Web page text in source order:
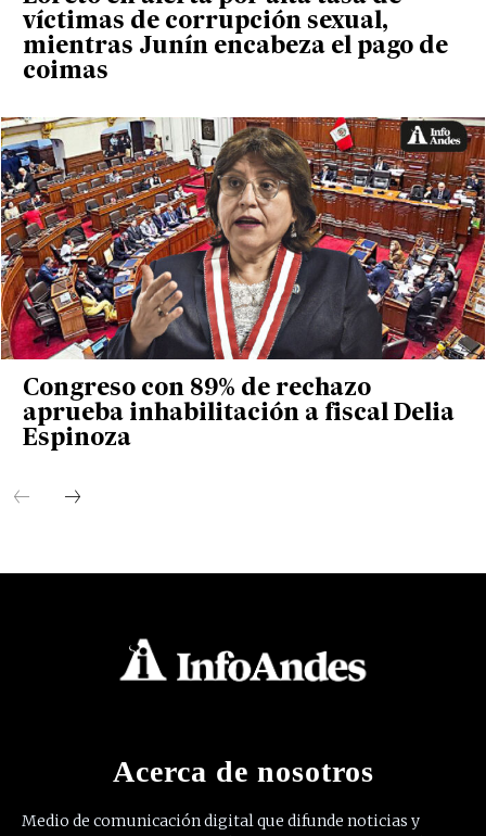
víctimas de corrupción sexual,
mientras Junín encabeza el pago de
coimas
Congreso con 89% de rechazo
aprueba inhabilitación a fiscal Delia
Espinoza
Acerca de nosotros
Medio de comunicación digital que difunde noticias y